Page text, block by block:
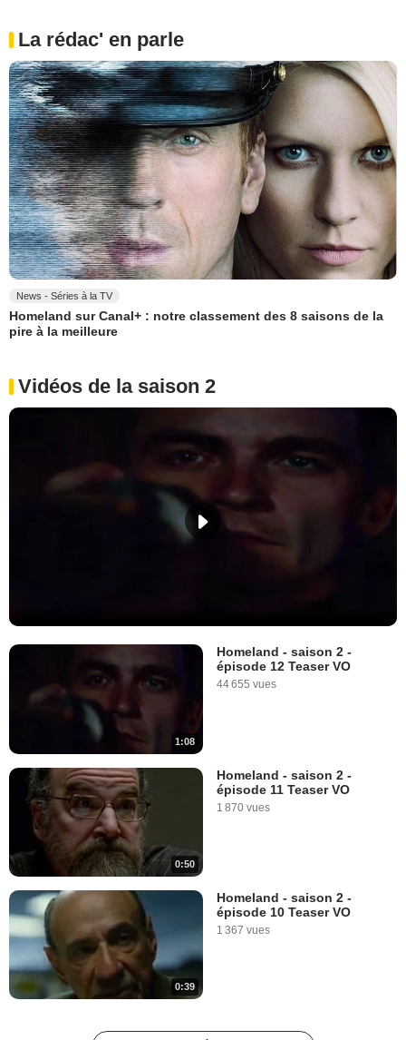
La rédac' en parle
News - Séries à la TV
Homeland sur Canal+ : notre classement des 8 saisons de la
pire à la meilleure
Vidéos de la saison 2
1:08
Homeland - saison 2 -
épisode 12 Teaser VO
44 655 vues
0:50
Homeland - saison 2 -
épisode 11 Teaser VO
1 870 vues
0:39
Homeland - saison 2 -
épisode 10 Teaser VO
1 367 vues